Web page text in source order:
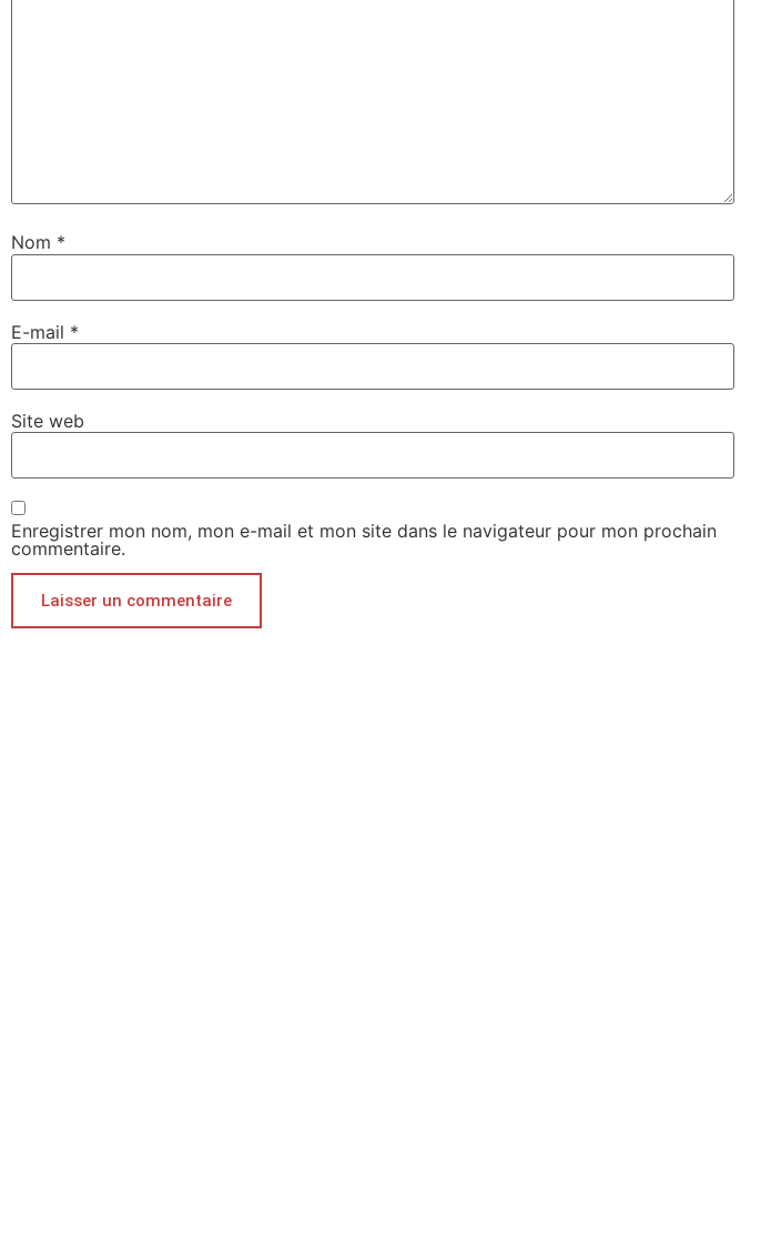
Nom *
E-mail *
Site web
Enregistrer mon nom, mon e-mail et mon site dans le navigateur pour mon prochain
commentaire.